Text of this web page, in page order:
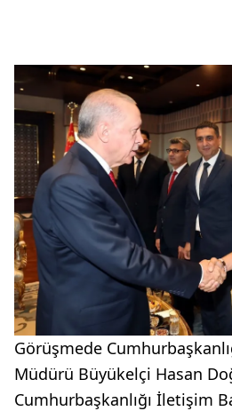
Görüşmede
Müdürü Büyükelçi Hasan
Cumhurbaşkanlığı İletişim